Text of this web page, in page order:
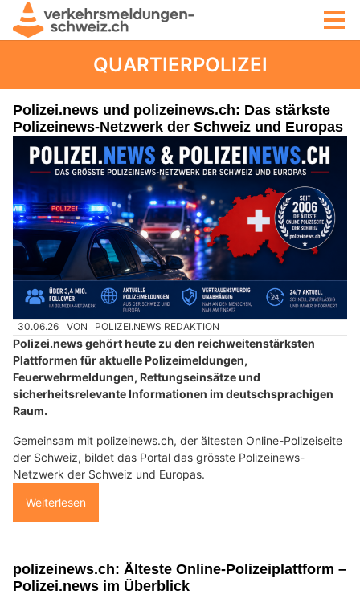
QUARTIERPOLIZEI
Polizei.news und polizeinews.ch: Das stärkste
Polizeinews-Netzwerk der Schweiz und Europas
30.06.26 VON POLIZEI.NEWS REDAKTION
Polizei.news gehört heute zu den reichweitenstärksten
Plattformen für aktuelle Polizeimeldungen,
Feuerwehrmeldungen, Rettungseinsätze und
sicherheitsrelevante Informationen im deutschsprachigen
Raum.
Gemeinsam mit polizeinews.ch, der ältesten Online-Polizeiseite
der Schweiz, bildet das Portal das grösste Polizeinews-
Netzwerk der Schweiz und Europas.
Weiterlesen
polizeinews.ch: Älteste Online-Polizeiplattform –
Polizei.news im Überblick